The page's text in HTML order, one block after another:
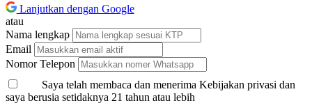
Lanjutkan dengan Google
atau
Nama lengkap
Email
Nomor Telepon
Saya telah membaca dan menerima Kebijakan privasi dan
saya berusia setidaknya 21 tahun atau lebih